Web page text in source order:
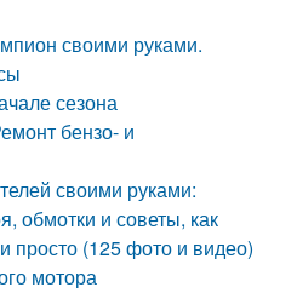
своими руками.
сезона
бензо- и
своими руками:
обмотки и советы, как
просто (125 фото и видео)
мотора